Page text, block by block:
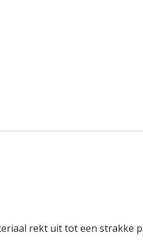
rekt uit tot een strakke